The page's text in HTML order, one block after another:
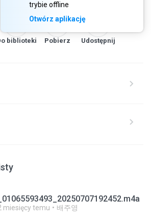
trybie offline
Otwórz aplikację
biblioteki Pobierz Udostępnij
miesięcy temu 배주영